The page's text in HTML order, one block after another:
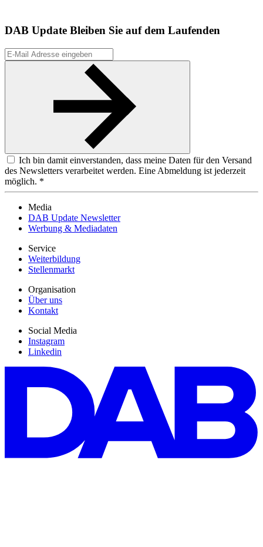
DAB Update Bleiben Sie auf dem Laufenden
Ich bin damit einverstanden, dass meine Daten für den Versand
des Newsletters verarbeitet werden. Eine Abmeldung ist jederzeit
möglich. *
Media
DAB Update Newsletter
Werbung & Mediadaten
Service
Weiterbildung
Stellenmarkt
Organisation
Über uns
Kontakt
Social Media
Instagram
Linkedin